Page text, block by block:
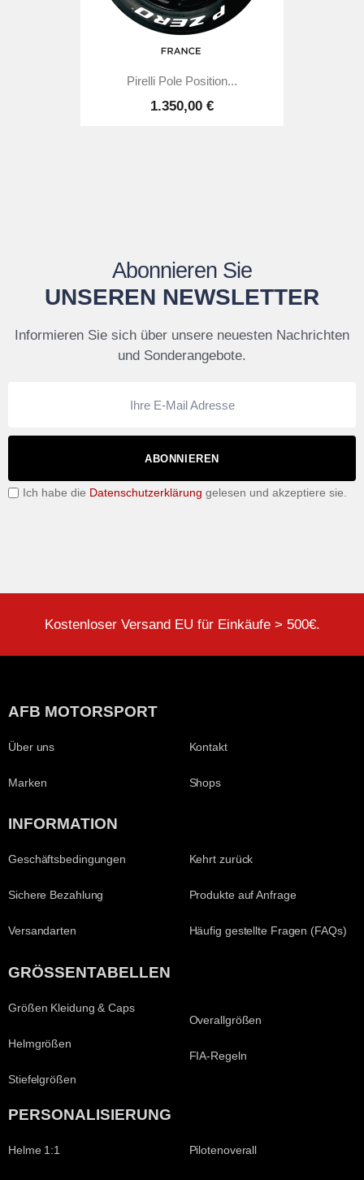
Pirelli Pole Position...
1.350,00 €
Abonnieren Sie
UNSEREN NEWSLETTER
Informieren Sie sich über unsere neuesten Nachrichten
und Sonderangebote.
ABONNIEREN
Ich habe die Datenschutzerklärung gelesen und akzeptiere sie.
Kostenloser Versand EU für Einkäufe > 500€.
AFB MOTORSPORT
Über uns
Marken
Kontakt
Shops
INFORMATION
Geschäftsbedingungen
Sichere Bezahlung
Versandarten
Kehrt zurück
Produkte auf Anfrage
Häufig gestellte Fragen (FAQs)
GRÖSSENTABELLEN
Größen Kleidung & Caps
Helmgrößen
Stiefelgrößen
Overallgrößen
FIA-Regeln
PERSONALISIERUNG
Helme 1:1 Pilotenoverall